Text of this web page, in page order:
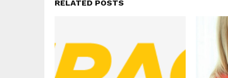
RELATED POSTS